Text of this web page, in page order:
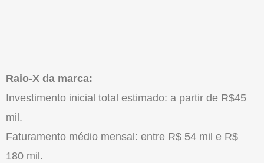
Raio-X da marca:
Investimento inicial total estimado: a partir de R$45
mil.
Faturamento médio mensal: entre R$ 54 mil e R$
180 mil.